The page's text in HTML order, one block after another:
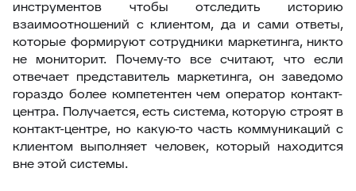
инструментов чтобы отследить историю
взаимоотношений с клиентом, да и сами ответы,
которые формируют сотрудники маркетинга, никто
не мониторит. Почему-то все считают, что если
отвечает представитель маркетинга, он заведомо
гораздо более компетентен чем оператор контакт-
центра. Получается, есть система, которую строят в
контакт-центре, но какую-то часть коммуникаций с
клиентом выполняет человек, который находится
вне этой системы.